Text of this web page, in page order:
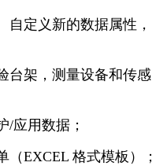
自定义新的数据属性，
台架，测量设备和传感
/应用数据；
（EXCEL 格式模板）；